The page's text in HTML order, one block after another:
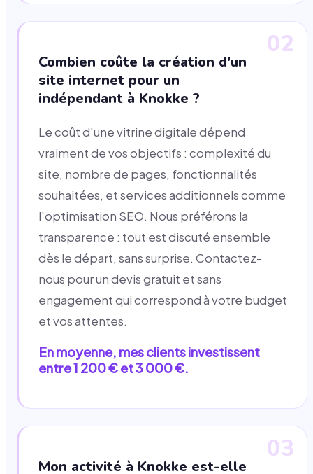
02
Combien coûte la création d'un
site internet pour un
indépendant à Knokke ?
Le coût d'une vitrine digitale dépend
vraiment de vos objectifs : complexité du
site, nombre de pages, fonctionnalités
souhaitées, et services additionnels comme
l'optimisation SEO. Nous préférons la
transparence : tout est discuté ensemble
dès le départ, sans surprise. Contactez-
nous pour un devis gratuit et sans
engagement qui correspond à votre budget
et vos attentes.
En moyenne, mes clients investissent
entre 1 200 € et 3 000 €.
03
Mon activité à Knokke est-elle